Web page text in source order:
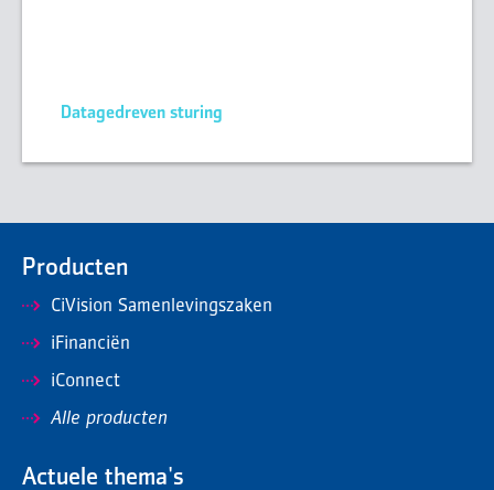
Datagedreven sturing
Producten
CiVision Samenlevingszaken
iFinanciën
iConnect
Alle producten
Actuele thema's